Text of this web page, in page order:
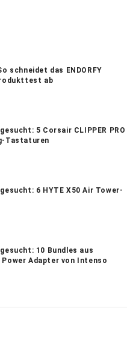
schneidet das ENDORFY
ab
5 Corsair CLIPPER PRO
Tastaturen
6 HYTE X50 Air Tower-
10 Bundles aus
Power Adapter von Intenso